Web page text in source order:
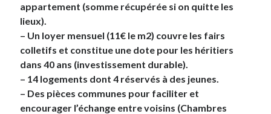
Commentaires récents
Entretien ménager
T’as vu quoi ? #52
dansC’était pas mieux avant… à Lyon
littleceltdans
Comment j’ai opéré ma vélorution toute personnelle
Anthony
Comment j’ai opéré ma vélorution toute personnelle
Renaud Ducher
Comment j’ai opéré ma vélorution toute
personnelle
appartement (somme récupérée si on quitte les
lieux).
– Un loyer mensuel (11€ le m2) couvre les fairs
colletifs et constitue une dote pour les héritiers
dans 40 ans (investissement durable).
– 14 logements dont 4 réservés à des jeunes.
– Des pièces communes pour faciliter et
encourager l’échange entre voisins (Chambres